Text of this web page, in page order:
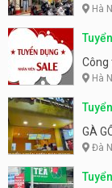
Hà
Công
Hà
GÀ
Đà